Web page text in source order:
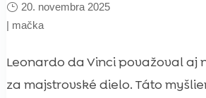
20. novembra 2025
| mačka
Leonardo da Vinci považoval aj
za majstrovské dielo. Táto